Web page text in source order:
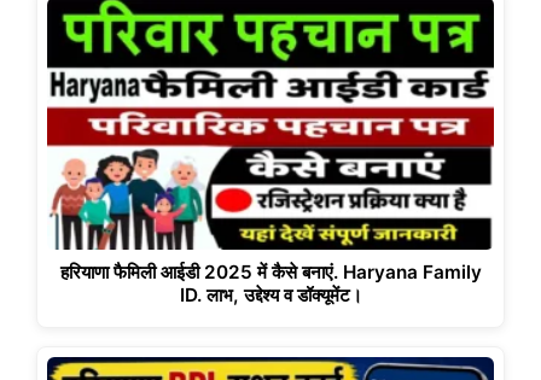
हरियाणा फैमिली आईडी 2025 में कैसे बनाएं. Haryana Family
ID. लाभ, उद्देश्य व डॉक्यूमेंट।